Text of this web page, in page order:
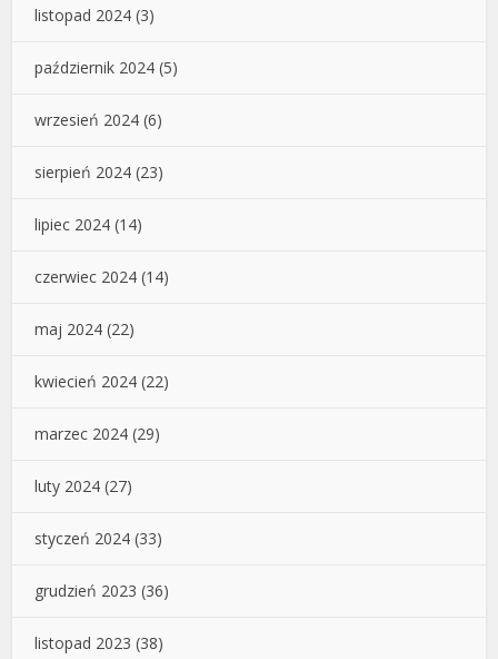
listopad 2024 (3)
październik 2024 (5)
wrzesień 2024 (6)
sierpień 2024 (23)
lipiec 2024 (14)
czerwiec 2024 (14)
maj 2024 (22)
kwiecień 2024 (22)
marzec 2024 (29)
luty 2024 (27)
styczeń 2024 (33)
grudzień 2023 (36)
listopad 2023 (38)